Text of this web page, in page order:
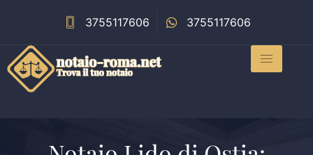
3755117606 3755117606